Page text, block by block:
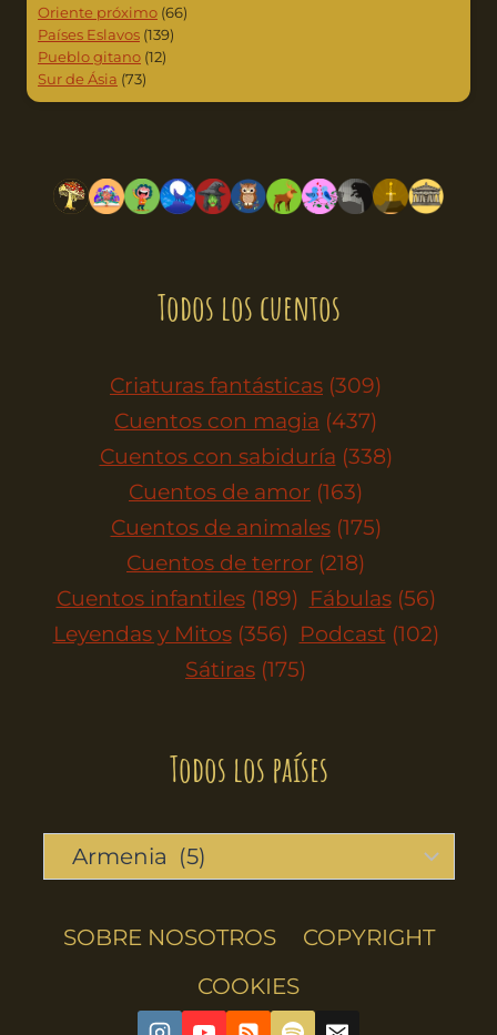
Oriente próximo (66)
Países Eslavos (139)
Pueblo gitano (12)
Sur de Ásia (73)
Todos los cuentos
Criaturas fantásticas (309)
Cuentos con magia (437)
Cuentos con sabiduría (338)
Cuentos de amor (163)
Cuentos de animales (175)
Cuentos de terror (218)
Cuentos infantiles (189) Fábulas (56)
Leyendas y Mitos (356) Podcast (102)
Sátiras (175)
Todos los países
SOBRE NOSOTROS
COPYRIGHT
COOKIES